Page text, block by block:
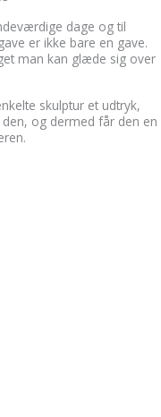
dage og til
er ikke bare en gave.
man kan glæde sig over
skulptur et udtryk,
og dermed får den en